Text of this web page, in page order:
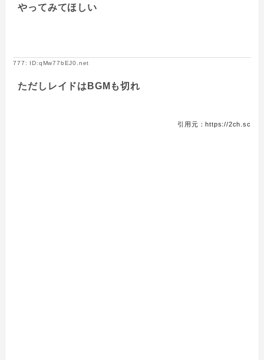
やってみてほしい
777: ID:qMw77bEJ0.net
ただしレイドはBGMも切れ
引用元：https://2ch.sc